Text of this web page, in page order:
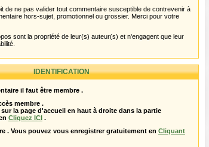
de ne pas valider tout commentaire susceptible de contrevenir à
hors-sujet, promotionnel ou grossier. Merci pour votre
sont la propriété de leur(s) auteur(s) et n'engagent que leur
IDENTIFICATION
il faut être membre .
membre .
la page d'accueil en haut à droite dans la partie
Cliquez ICI .
. Vous pouvez vous enregistrer gratuitement en Cliquant